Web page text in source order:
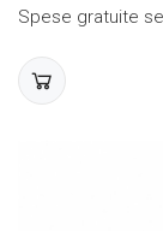
Spese gratuite